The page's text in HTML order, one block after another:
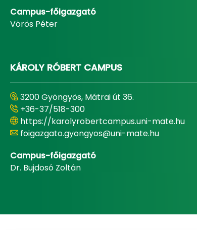
Campus-főigazgató
Vörös Péter
KÁROLY RÓBERT CAMPUS
3200 Gyöngyös, Mátrai út 36.
+36-37/518-300
https://karolyrobertcampus.uni-mate.hu
foigazgato.gyongyos@uni-mate.hu
Campus-főigazgató
Dr. Bujdosó Zoltán